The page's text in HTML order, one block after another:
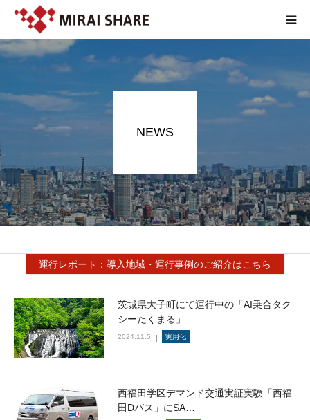
NEWS
運行レポート：導入地域・運行事例のご紹介はこちら
茨城県大子町にて運行中の「AI乗合タク
シーたくまる」…
2024.11.5 実用化
西福田学区デマンド交通実証実験「西福
田Dバス」にSA…
NEWS
TECHNOLOGY
SERVICE
REPORT
ABOUT